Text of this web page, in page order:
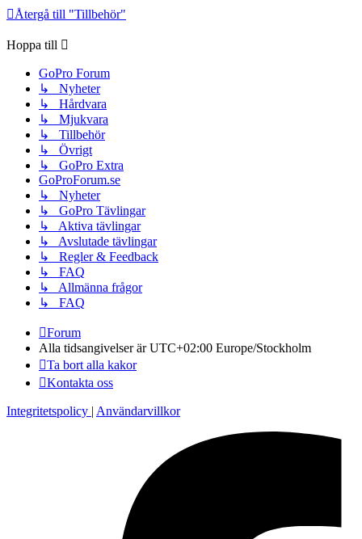
Återgå till "Tillbehör"
Hoppa till
GoPro Forum
↳ Nyheter
↳ Hårdvara
↳ Mjukvara
↳ Tillbehör
↳ Övrigt
↳ GoPro Extra
GoProForum.se
↳ Nyheter
↳ GoPro Tävlingar
↳ Aktiva tävlingar
↳ Avslutade tävlingar
↳ Regler & Feedback
↳ FAQ
↳ Allmänna frågor
↳ FAQ
Forum
Alla tidsangivelser är UTC+02:00 Europe/Stockholm
Ta bort alla kakor
Kontakta oss
Integritetspolicy | Användarvillkor